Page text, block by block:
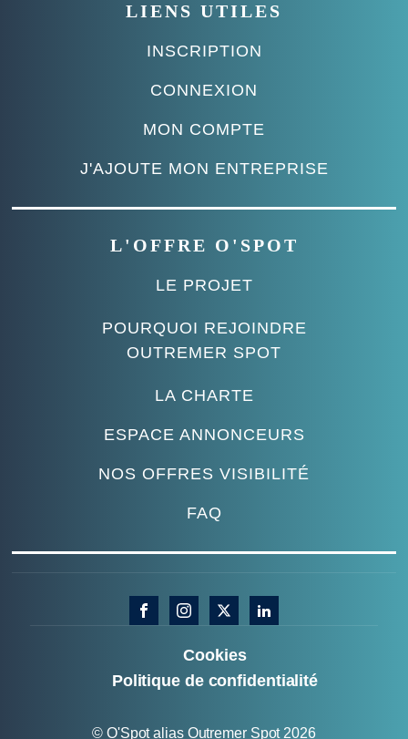
LIENS UTILES
INSCRIPTION
CONNEXION
MON COMPTE
J'AJOUTE MON ENTREPRISE
L'OFFRE O'SPOT
LE PROJET
POURQUOI REJOINDRE
OUTREMER SPOT
LA CHARTE
ESPACE ANNONCEURS
NOS OFFRES VISIBILITÉ
FAQ
© O'Spot alias Outremer Spot 2026
Cookies
Politique de confidentialité